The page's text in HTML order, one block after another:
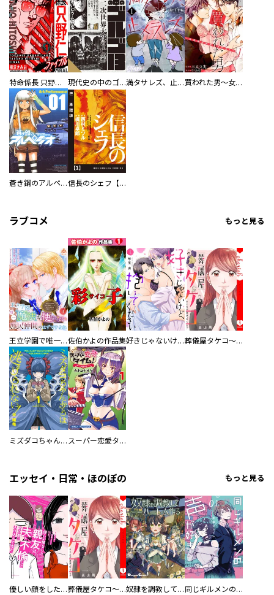
特命係長 只野仁ファイナル 愛蔵版 現代史の中のゴルゴ13 満タサレズ、止メラレズ 買われた男～女性限定快感セラピスト～【描き下ろしおまけ付き特装版】
蒼き鋼のアルペジオ 信長のシェフ【単話版】
ラブコメ もっと見る
王立学園で唯一魔法が使えない庶民仲間のはずですよね～実は王子様で私を溺愛しているなんて告白はやめてください～佐伯かよの作品集 好きじゃないけど、抱いてください【電子単行本版／特典おまけ付き】 葬儀屋タケコ～あなたの最期、叶えます【電子単行本版】
ミズダコちゃんからは逃げられない！ スーパー恋愛タイム！～現場でドＳな彼女は自宅でデレる～
エッセイ・日常・ほのぼの もっと見る
優しい顔をした親友は、夫と不倫して私の家に入り込んできた。 葬儀屋タケコ～あなたの最期、叶えます【電子単行本版】 奴隷を調教してハーレム作る 同じギルメンの声が好き